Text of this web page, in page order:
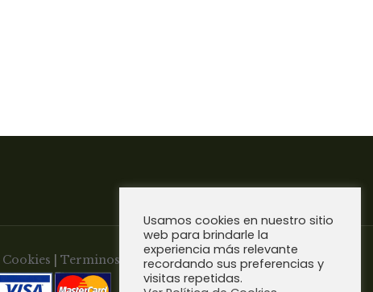
Terminos y Condiciones de
Usamos cookies en nuestro sitio
web para brindarle la
experiencia más relevante
recordando sus preferencias y
visitas repetidas.